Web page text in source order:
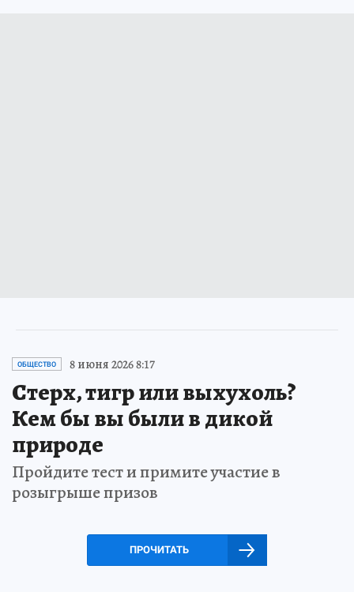
ОБЩЕСТВО 8 июня 2026 8:17
Стерх, тигр или выхухоль?
Кем бы вы были в дикой
природе
Пройдите тест и примите участие в
розыгрыше призов
ПРОЧИТАТЬ